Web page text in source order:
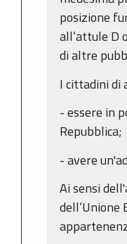
posizione
all’attule D
di altre
I cittadini di
- essere in
Repubblica;
- avere
Ai sensi
dell’Unione